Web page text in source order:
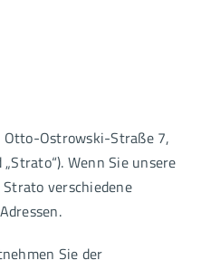
Ostrowski-Straße 7,
Wenn Sie unsere
verschiedene
Sie der